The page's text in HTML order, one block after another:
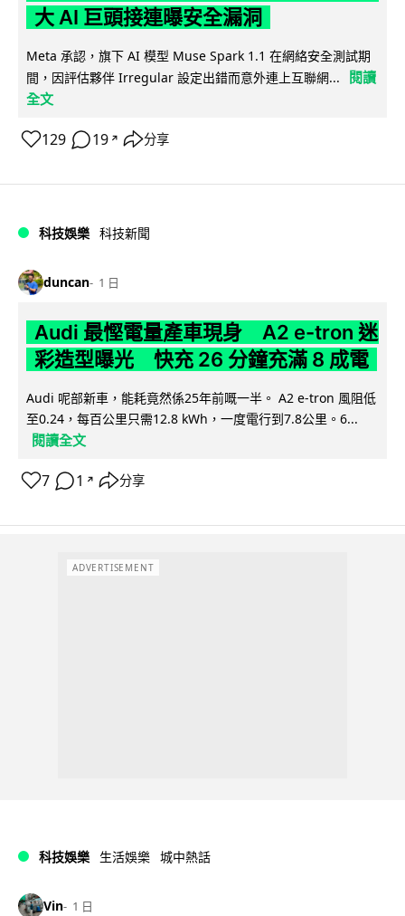
大 AI 巨頭接連曝安全漏洞
Meta 承認，旗下 AI 模型 Muse Spark 1.1 在網絡安全測試期
間，因評估夥伴 Irregular 設定出錯而意外連上互聯網...
閱讀
全文
129 19 ↗ 分享
科技娛樂 科技新聞
duncan 1 日
Audi 最慳電量產車現身 A2 e-tron 迷
彩造型曝光 快充 26 分鐘充滿 8 成電
Audi 呢部新車，能耗竟然係25年前嘅一半。 A2 e-tron 風阻低
至0.24，每百公里只需12.8 kWh，一度電行到7.8公里。6...
閱讀全文
7 1 ↗ 分享
ADVERTISEMENT
科技娛樂 生活娛樂 城中熱話
Vin 1 日